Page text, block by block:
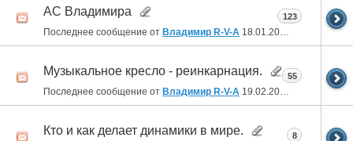
АС Владимира
Последнее сообщение от Владимир R-V-A 18.01.2025
123
Музыкальное кресло - реинкарнация.
Последнее сообщение от Владимир R-V-A 19.02.2024
55
Кто и как делает динамики в мире. 8